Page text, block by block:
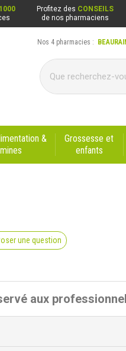
Profitez des CONSEILS
de nos pharmaciens
Carlsbourg, Yvoir,
Nos 4 pharmacies :
&
Grossesse et
enfants
une question
aux